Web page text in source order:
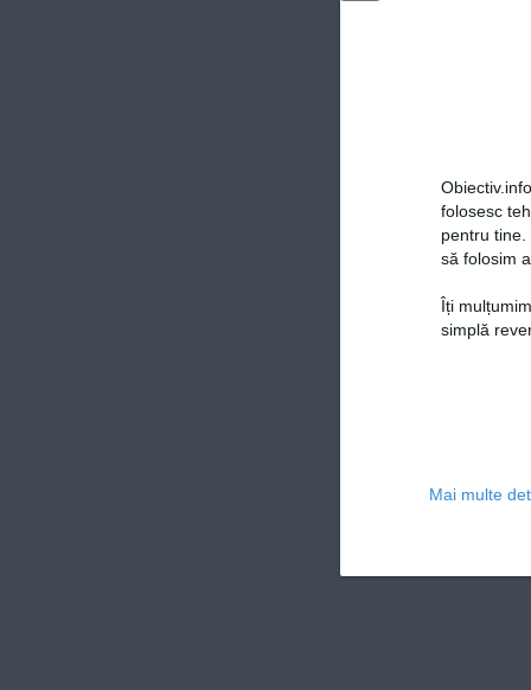
folosesc
pentru
să folosim
Îți
simplă
Mai multe